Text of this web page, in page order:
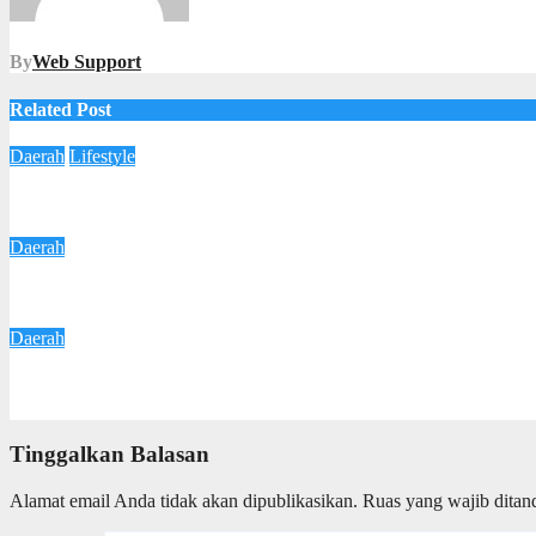
ByWeb Support
Related Post
Daerah Lifestyle
Daerah
Daerah
Tinggalkan Balasan
Alamat email Anda tidak akan dipublikasikan. Ruas yang wajib